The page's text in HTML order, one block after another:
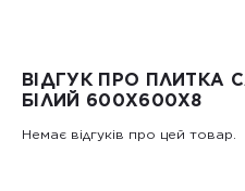
ВІДГУК ПРО ПЛИТКА
БІЛИЙ 600X600X8
Немає відгуків про цей товар.